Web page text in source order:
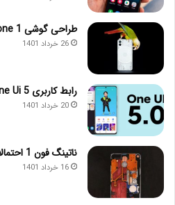
طراحی گوشی Nothing phone 1 فاش شد
26 خرداد 1401
رابط کاربری One Ui 5 روانتر و یکپارچه تر می‌شود
20 خرداد 1401
ناتینگ فون 1 احتمالا این هفته معرفی می‌شود
16 خرداد 1401